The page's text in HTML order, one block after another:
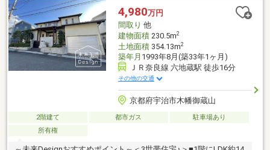
お気軽にお問い合わせください！※ご案内はお電話でのご予約が
スムーズです♪→『0120-041-191』
4,980万円
間取り 他
建物面積230.5m2
土地面積354.13m2
築年月 1993年8月(築33年1ヶ月)
ＪＲ奈良線 六地蔵駅 徒歩16分
その他の交通
京都府宇治市木幡御蔵山
2階建て 都市ガス
駐車場あり
所有権